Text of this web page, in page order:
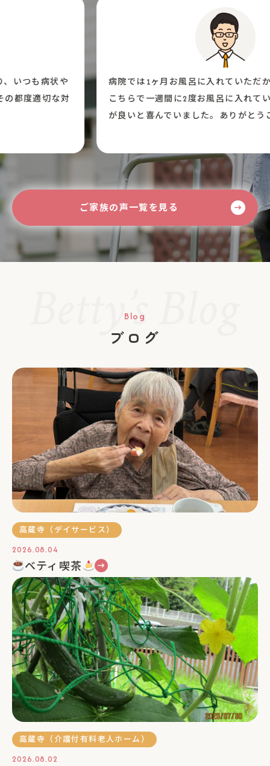
状や
な対
病院では1ヶ月お風呂に入れていただかなかった
こちらで一週間に2度お風呂に入れていただき、
が良いと喜んでいました。ありがとうございまし
ご家族の声一覧を見る
Blog
ブログ
高蔵寺（デイサービス）
2026.08.04
ベティ喫茶
高蔵寺（介護付有料老人ホーム）
2026.08.02